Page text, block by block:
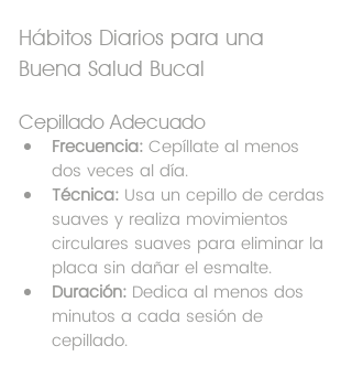
Hábitos Diarios para una
Buena Salud Bucal
Cepillado Adecuado
Frecuencia: Cepíllate al menos
dos veces al día.
Técnica: Usa un cepillo de cerdas
suaves y realiza movimientos
circulares suaves para eliminar la
placa sin dañar el esmalte.
Duración: Dedica al menos dos
minutos a cada sesión de
cepillado.